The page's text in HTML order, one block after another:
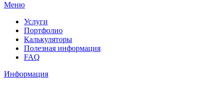
Меню
Услуги
Портфолио
Калькуляторы
Полезная информация
FAQ
Информация